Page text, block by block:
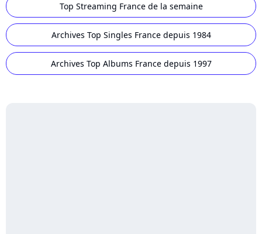
Top Streaming France de la semaine
Archives Top Singles France depuis 1984
Archives Top Albums France depuis 1997